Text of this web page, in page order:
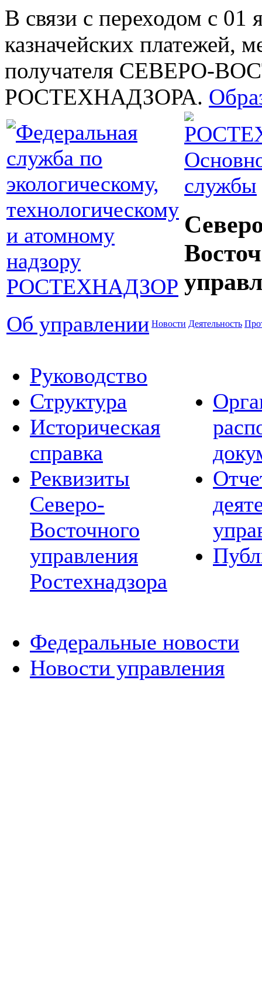
В связи с переходом с 01
казначейских платежей,
получателя СЕВЕРО-
РОСТЕХНАДЗОРА.
службы
Об управлении Новости Деятельность
Руководство
Структура
Историческая
справка
Реквизиты
Северо-
Восточного
управления
Ростехнадзора
Федеральные новости
Новости управления